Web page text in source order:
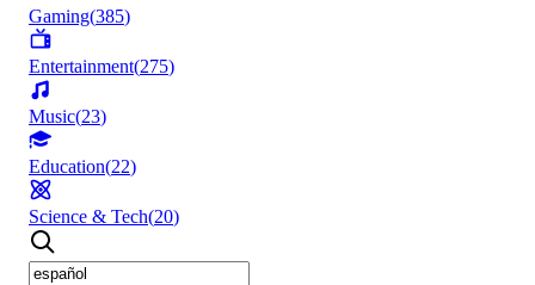
Gaming(385)
Entertainment(275)
Music(23)
Education(22)
Science & Tech(20)